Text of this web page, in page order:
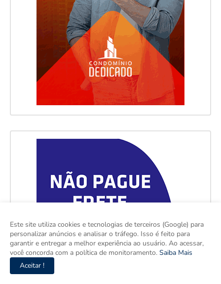
Este site utiliza cookies e tecnologias de terceiros (Google) para
personalizar anúncios e analisar o tráfego. Isso é feito para
garantir e entregar a melhor experiência ao usuário. Ao acessar,
você concorda com a política de monitoramento. Saiba Mais
Aceitar !